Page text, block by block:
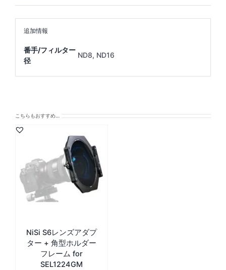
追加情報
番手/フィルター
径
ND8, ND16
こちらもおすすめ…
NiSi S6レンズアダプ
ター + 角型ホルダー
フレーム for
SEL1224GM